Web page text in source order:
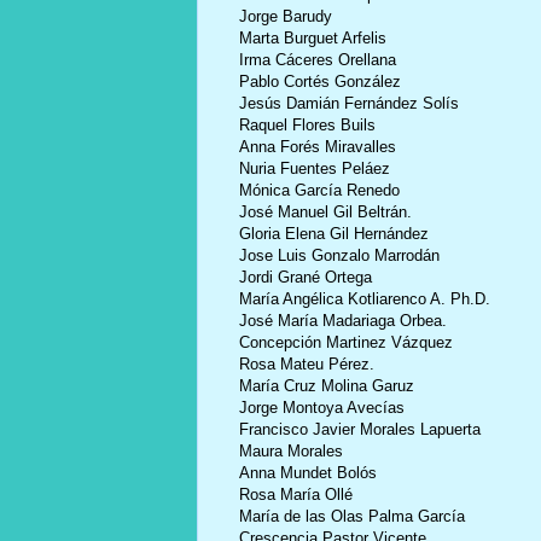
Jorge Barudy
Marta Burguet Arfelis
Irma Cáceres Orellana
Pablo Cortés González
Jesús Damián Fernández Solís
Raquel Flores Buils
Anna Forés Miravalles
Nuria Fuentes Peláez
Mónica García Renedo
José Manuel Gil Beltrán.
Gloria Elena Gil Hernández
Jose Luis Gonzalo Marrodán
Jordi Grané Ortega
María Angélica Kotliarenco A. Ph.D.
José María Madariaga Orbea.
Concepción Martinez Vázquez
Rosa Mateu Pérez.
María Cruz Molina Garuz
Jorge Montoya Avecías
Francisco Javier Morales Lapuerta
Maura Morales
Anna Mundet Bolós
Rosa María Ollé
María de las Olas Palma García